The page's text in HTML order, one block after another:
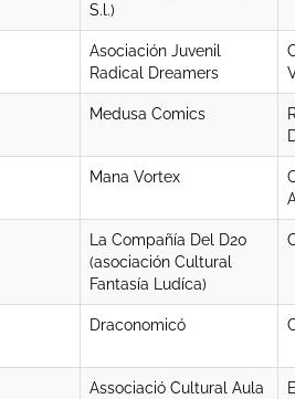
S.l.)
Asociación Juvenil
Radical Dreamers
Medusa Comics
Mana Vortex
La Compañía Del D20
(asociación Cultural
Fantasía Ludíca)
Draconomicó
Associació Cultural Aula